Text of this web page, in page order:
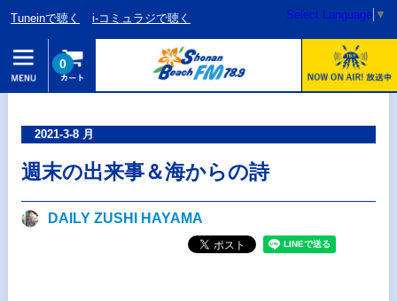
Tuneinで聴く i-コミュラジで聴く Select Language ▼
0
2021-3-8 月
週末の出来事＆海からの詩
DAILY ZUSHI HAYAMA